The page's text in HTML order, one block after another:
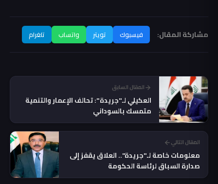
مشاركة المقال: فيسبوك تويتر واتساب تلغرام
المقال السابق
العكيلي لـ"جريدة": تحالف الإعمار والتنمية
متمسك بالسوداني
المقال التالي
معلومات خاصة لـ"جريدة".. العلاق يقفز إلى
صدارة السباق لرئاسة الحكومة